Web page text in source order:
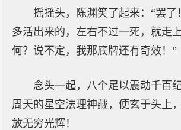
摇摇头，陈渊笑了起来：“罢了
多活出来的，左右不过一死，就走
何？说不定，我那底牌还有奇效！”
念头一起，八个足以震动千百
周天的星空法理神藏，便玄于头上
放无穷光辉！